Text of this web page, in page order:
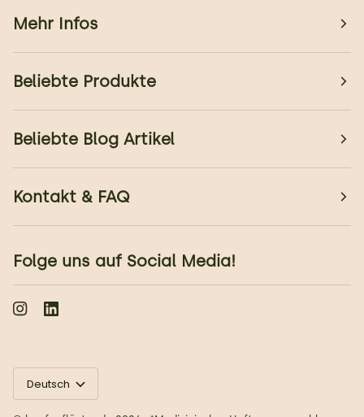
Mehr Infos
Beliebte Produkte
Beliebte Blog Artikel
Kontakt & FAQ
Folge uns auf Social Media!
Sprache
Deutsch